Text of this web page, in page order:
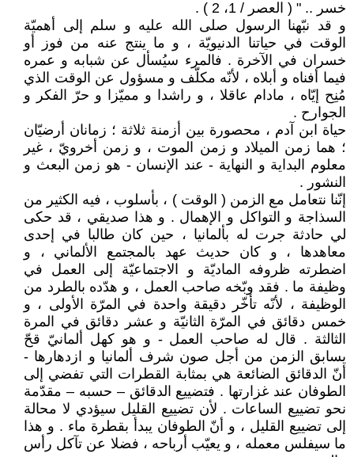
خسر .. " ( العصر / 1، 2 ) .
و قد نبّهنا الرسول صلى الله عليه و سلم إلى أهميّة
الوقت في حياتنا الدنيويّة ، و ما ينتج عنه من فوز أو
خسران في الآخرة . فالمرء سيُسأل عن شبابه و عمره
فيما أفناه و أبلاه ، لأنّه مكلّف و مسؤول عن الوقت الذي
مُنِح إيّاه ، مادام عاقلا ، و راشدا و مميّزا و حرّ الفكر و
الجوارح .
حياة ابن آدم ، محصورة بين أزمنة ثلاثة ؛ زمانان أرضيّان
؛ هما زمن الميلاد و زمن الموت ، و زمن أخرويّ ، غير
معلوم البداية و النهاية - عند الإنسان - هو زمن البعث و
النشور .
إنّنا نتعامل مع الزمن ( الوقت ) ، بأسلوب ، فيه الكثير من
السذاجة و التواكل و الإهمال . و هذا صديقي ، قد حكى
لي حادثة جرت له بألمانيا ، حين كان طالبا في إحدى
معاهدها ، و كان حديث عهد بالمجتمع الألماني ، و
اضطرته ظروفه الماديّة و الاجتماعيّة إلى العمل في
وظيفة ما . فقد وبّخه صاحب العمل ، و هدّده بالطرد من
الوظيفة ، لأنّه تأخّر دقيقة واحدة في المرّة الأولى ، و
خمس دقائق في المرّة الثانيّة و عشر دقائق في المرة
الثالثة . قال له صاحب العمل - و هو كهل ألمانيّ قحّ
يسابق الزمن من أجل صون شرف ألمانيا و ازدهارها -
أنّ الدقائق الضائعة هي بمثابة القطرات التي تفضي إلى
الطوفان عند غزارتها . فتضييع الدقائق – حسبه – مقدّمة
نحو تضييع الساعات . لأن تضييع القليل سيؤدي لا محالة
إلى تضييع القليل ، و أنّ الطوفان يبدأ بقطرة ماء . و هذا
ما سيفلس معمله ، و يعيّب أرباحه ، فضلا عن تآكل رأس